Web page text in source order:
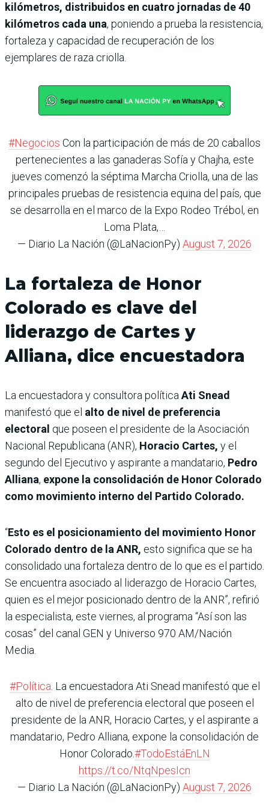
kilómetros, distribuidos en cuatro jornadas de 40
kilómetros cada una, poniendo a prueba la resistencia,
fortaleza y capacidad de recuperación de los
ejemplares de raza criolla.
#Negocios Con la participación de más de 20 caballos
pertenecientes a las ganaderas Sofía y Chajha, este
jueves comenzó la séptima Marcha Criolla, una de las
principales pruebas de resistencia equina del país, que
se desarrolla en el marco de la Expo Rodeo Trébol, en
Loma Plata,…
— Diario La Nación (@LaNacionPy) August 7, 2026
La fortaleza de Honor
Colorado es clave del
liderazgo de Cartes y
Alliana, dice encuestadora
La encuestadora y consultora políticaAti Snead
manifestó que el alto de nivel de preferencia
electoral que poseen el presidente de la Asociación
Nacional Republicana (ANR), Horacio Cartes, y el
segundo del Ejecutivo y aspirante a mandatario, Pedro
Alliana, expone la consolidación de Honor Colorado
como movimiento interno del Partido Colorado.
“Esto es el posicionamiento del movimiento Honor
Colorado dentro de la ANR, esto significa que se ha
consolidado una fortaleza dentro de lo que es el partido.
Se encuentra asociado al liderazgo de Horacio Cartes,
quien es el mejor posicionado dentro de la ANR”, refirió
la especialista, este viernes, al programa “Así son las
cosas” del canal GEN y Universo 970 AM/Nación
Media.
#Política. La encuestadora Ati Snead manifestó que el
alto de nivel de preferencia electoral que poseen el
presidente de la ANR, Horacio Cartes, y el aspirante a
mandatario, Pedro Alliana, expone la consolidación de
Honor Colorado.#TodoEstáEnLN
https://t.co/NtqNpesIcn
— Diario La Nación (@LaNacionPy) August 7, 2026